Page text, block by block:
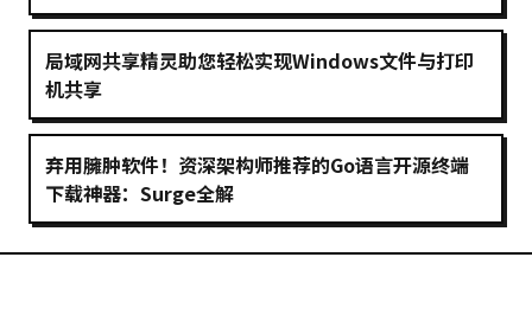
局域网共享精灵助您轻松实现Windows文件与打印
机共享
弃用臃肿软件！资深架构师推荐的Go语言开源终端
下载神器：Surge全解